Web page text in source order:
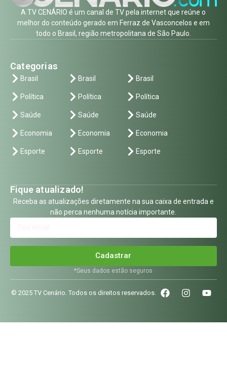
A TV CENÁRIO é um canal de TV pela internet que reúne o
melhor do conteúdo gerado em Ferraz de Vasconcelos e em
todo o Brasil, região metropolitana de São Paulo.
Categorias
Brasil
Política
Saúde
Economia
Esporte
Brasil
Política
Saúde
Economia
Esporte
Brasil
Política
Saúde
Economia
Esporte
Fique atualizado!
Receba as atualizações diretamente na sua caixa de entrada e
não perca nenhuma notícia importante.
Cadastrar
*Seus dados estão seguros
© 2025 TV Cenário. Todos os direitos reservados.